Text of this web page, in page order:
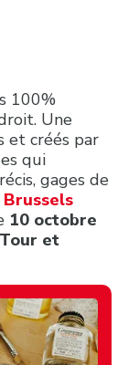
100%
Une
et créés par
qui
gages de
Brussels
10 octobre
Tour et